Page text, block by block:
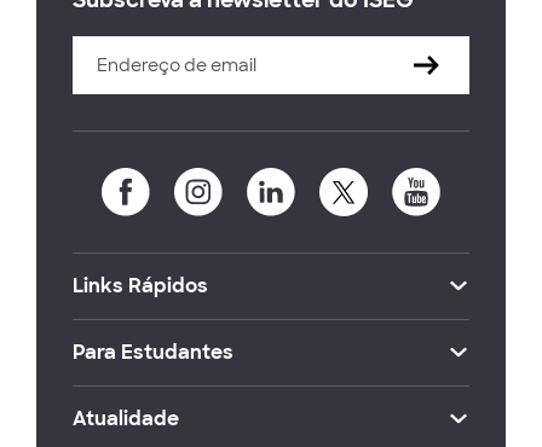
Links Rápidos
Para Estudantes
Atualidade